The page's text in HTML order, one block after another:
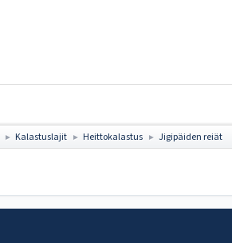
► Kalastuslajit ► Heittokalastus ► Jigipäiden reiät